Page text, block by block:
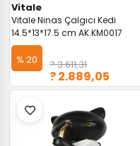
Vitale
Vitale Ninas Çalgıcı Kedi
14.5*13*17.5 cm AK.KM0017
% 20 ? 3.611,31
? 2.889,05